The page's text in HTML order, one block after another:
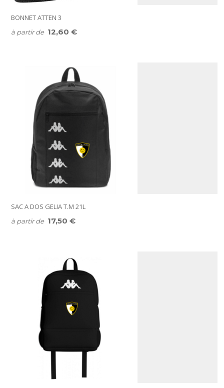
BONNET ATTEN 3
à partir de 12,60 €
SAC A DOS GELIA T.M 21L
à partir de 17,50 €